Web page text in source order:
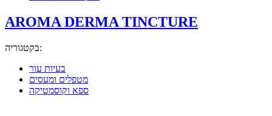
AROMA DERMA TINCTURE
בקטגוריה:
בעיות עור
מטפלים ומעסים
ספא וקוסמטיקה